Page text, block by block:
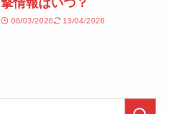
06/03/2026 13/04/2026